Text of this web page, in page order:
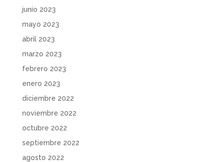
junio 2023
mayo 2023
abril 2023
marzo 2023
febrero 2023
enero 2023
diciembre 2022
noviembre 2022
octubre 2022
septiembre 2022
agosto 2022